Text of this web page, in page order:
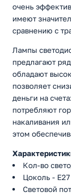
очень
имеют
сравнению с
Лампы
предлагают
обладают
позволяет
деньги на
потребляют
накаливания
этом
Кол-во
Цоколь - Е27
Световой